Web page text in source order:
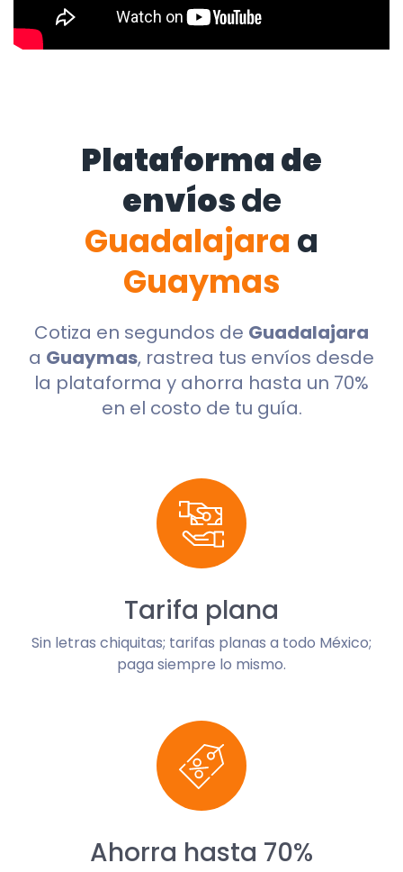
Plataforma de
envíosde
Guadalajara a
Guaymas
Cotiza en segundos de Guadalajara
a Guaymas, rastrea tus envíos desde
la plataforma y ahorra hasta un 70%
en el costo de tu guía.
Tarifa plana
Sin letras chiquitas; tarifas planas a todo México;
paga siempre lo mismo.
Ahorra hasta 70%